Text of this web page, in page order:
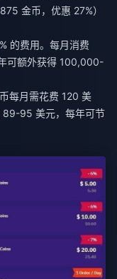
金币，优惠 27%）
的费用。每月消费
可额外获得 100,000-
每月需花费 120 美
89-95 美元，每年可节